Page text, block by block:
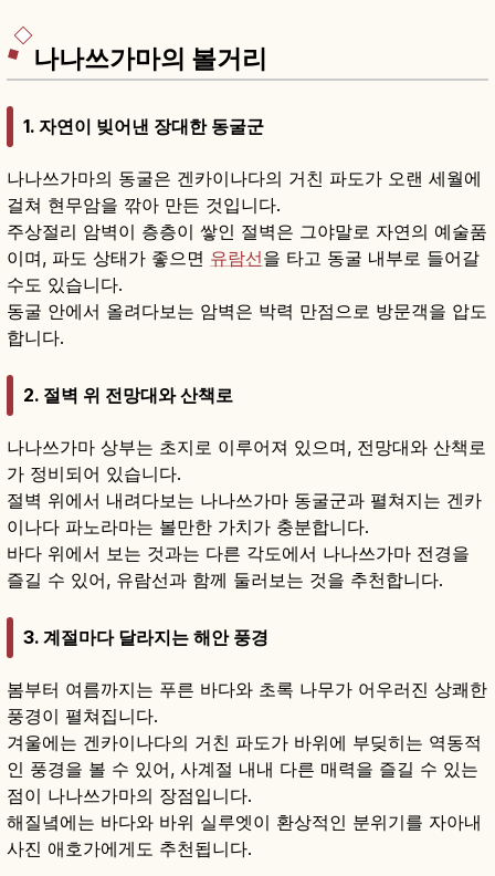
나나쓰가마의 볼거리
1. 자연이 빚어낸 장대한 동굴군
나나쓰가마의 동굴은 겐카이나다의 거친 파도가 오랜 세월에
걸쳐 현무암을 깎아 만든 것입니다.
주상절리 암벽이 층층이 쌓인 절벽은 그야말로 자연의 예술품
이며, 파도 상태가 좋으면 유람선을 타고 동굴 내부로 들어갈
수도 있습니다.
동굴 안에서 올려다보는 암벽은 박력 만점으로 방문객을 압도
합니다.
2. 절벽 위 전망대와 산책로
나나쓰가마 상부는 초지로 이루어져 있으며, 전망대와 산책로
가 정비되어 있습니다.
절벽 위에서 내려다보는 나나쓰가마 동굴군과 펼쳐지는 겐카
이나다 파노라마는 볼만한 가치가 충분합니다.
바다 위에서 보는 것과는 다른 각도에서 나나쓰가마 전경을
즐길 수 있어, 유람선과 함께 둘러보는 것을 추천합니다.
3. 계절마다 달라지는 해안 풍경
봄부터 여름까지는 푸른 바다와 초록 나무가 어우러진 상쾌한
풍경이 펼쳐집니다.
겨울에는 겐카이나다의 거친 파도가 바위에 부딪히는 역동적
인 풍경을 볼 수 있어, 사계절 내내 다른 매력을 즐길 수 있는
점이 나나쓰가마의 장점입니다.
해질녘에는 바다와 바위 실루엣이 환상적인 분위기를 자아내
사진 애호가에게도 추천됩니다.